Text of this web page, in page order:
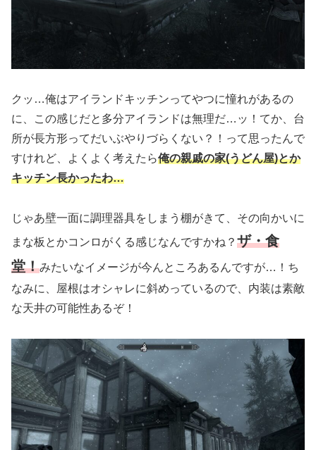
クッ…俺はアイランドキッチンってやつに憧れがあるの
に、この感じだと多分アイランドは無理だ…ッ！てか、台
所が長方形ってだいぶやりづらくない？！って思ったんで
すけれど、よくよく考えたら俺の親戚の家(うどん屋)とか
キッチン長かったわ…
じゃあ壁一面に調理器具をしまう棚がきて、その向かいに
まな板とかコンロがくる感じなんですかね？ ザ・食
堂！みたいなイメージが今んところあるんですが…！ち
なみに、屋根はオシャレに斜めっているので、内装は素敵
な天井の可能性あるぞ！